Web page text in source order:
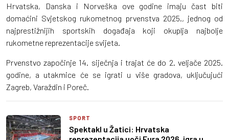
Hrvatska, Danska i Norveška ove godine imaju čast biti
domaćini Svjetskog rukometnog prvenstva 2025., jednog od
najprestižnijih sportskih događaja koji okuplja najbolje
rukometne reprezentacije svijeta.
Prvenstvo započinje 14. siječnja i trajat će do 2. veljače 2025.
godine, a utakmice će se igrati u više gradova, uključujući
Zagreb, Varaždin i Poreč.
SPORT
Spektakl u Žatici: Hrvatska